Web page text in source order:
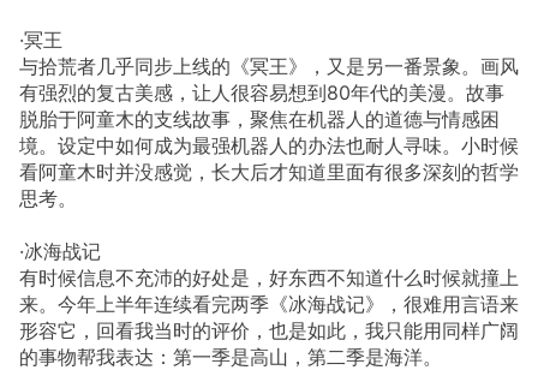
·冥王
与拾荒者几乎同步上线的《冥王》，又是另一番景象。画风
有强烈的复古美感，让人很容易想到80年代的美漫。故事
脱胎于阿童木的支线故事，聚焦在机器人的道德与情感困
境。设定中如何成为最强机器人的办法也耐人寻味。小时候
看阿童木时并没感觉，长大后才知道里面有很多深刻的哲学
思考。
·冰海战记
有时候信息不充沛的好处是，好东西不知道什么时候就撞上
来。今年上半年连续看完两季《冰海战记》，很难用言语来
形容它，回看我当时的评价，也是如此，我只能用同样广阔
的事物帮我表达：第一季是高山，第二季是海洋。